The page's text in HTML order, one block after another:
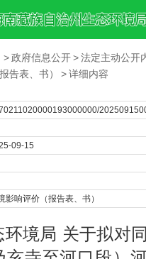
> 政府信息公开 > 法定主动公开
告表、书） > 详细内容
09-15
影响评价（报告表、书）
环境局 关于拟对